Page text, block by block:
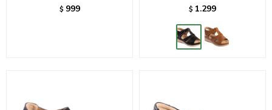
$ 999 $ 1.299